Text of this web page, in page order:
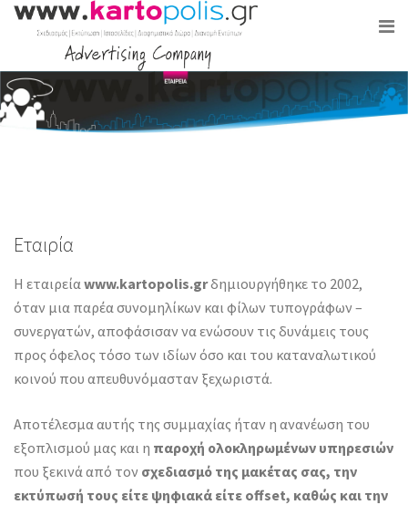
Εταιρία
Η εταιρεία www.kartopolis.grδημιουργήθηκε το 2002,
όταν μια παρέα συνομηλίκων και φίλων τυπογράφων –
συνεργατών, αποφάσισαν να ενώσουν τις δυνάμεις τους
προς όφελος τόσο των ιδίων όσο και του καταναλωτικού
κοινού που απευθυνόμασταν ξεχωριστά.
Αποτέλεσμα αυτής της συμμαχίας ήταν η ανανέωση του
εξοπλισμού μας και η παροχή ολοκληρωμένων υπηρεσιών
που ξεκινά από τον σχεδιασμό της μακέτας σας, την
εκτύπωσή τους είτε ψηφιακά είτε offset, καθώς και την